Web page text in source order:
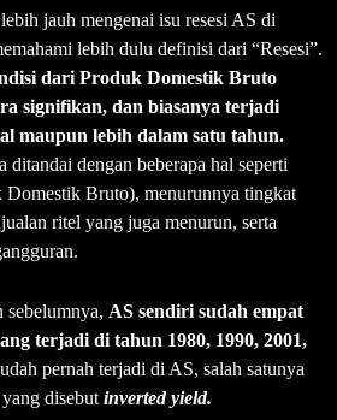
jauh mengenai isu resesi AS di
lebih dulu definisi dari “Resesi”.
dari Produk Domestik Bruto
signifikan, dan biasanya terjadi
maupun lebih dalam satu tahun.
ditandai dengan beberapa hal seperti
Bruto), menurunnya tingkat
ritel yang juga menurun, serta
sebelumnya, AS sendiri sudah empat
terjadi di tahun 1980, 1990, 2001,
pernah terjadi di AS, salah satunya
disebut inverted yield.